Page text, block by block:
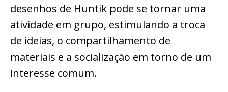
desenhos de Huntik pode se tornar uma
atividade em grupo, estimulando a troca
de ideias, o compartilhamento de
materiais e a socialização em torno de um
interesse comum.